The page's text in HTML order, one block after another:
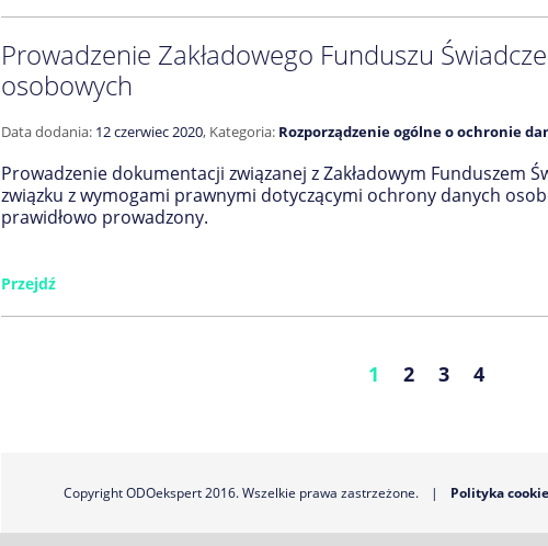
Prowadzenie Zakładowego Funduszu
osobowych
Data dodania: 12 czerwiec 2020, Kategoria: Rozporządzenie ogólne o ochronie
Prowadzenie dokumentacji związanej z Zakładowym Funduszem
związku z wymogami prawnymi dotyczącymi ochrony danych
prawidłowo prowadzony.
Przejdź
1 2 3 4
Copyright ODOekspert 2016. Wszelkie prawa zastrzeżone. | Polityka